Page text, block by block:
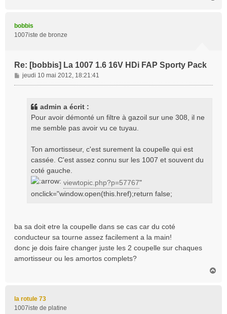
bobbis
1007iste de bronze
Re: [bobbis] La 1007 1.6 16V HDi FAP Sporty Pack
M
e
jeudi 10 mai 2012, 18:21:41
admin a écrit :
Pour avoir démonté un filtre à gazoil sur une 308, il ne
me semble pas avoir vu ce tuyau.
Ton amortisseur, c'est surement la coupelle qui est
cassée. C'est assez connu sur les 1007 et souvent du
coté gauche.
viewtopic.php?p=57767"
onclick="window.open(this.href);return false;
ba sa doit etre la coupelle dans se cas car du coté
conducteur sa tourne assez facilement a la main!
donc je dois faire changer juste les 2 coupelle sur chaques
amortisseur ou les amortos complets?
la rotule 73
1007iste de platine